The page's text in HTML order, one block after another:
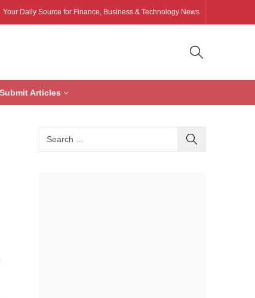
Your Daily Source for Finance, Business & Technology News
Submit Articles